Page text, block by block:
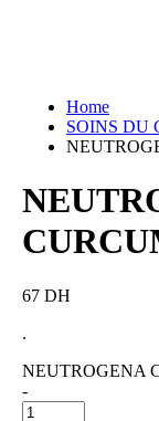
Home
SOINS DU
67 DH
.
NEUTROGENA
-